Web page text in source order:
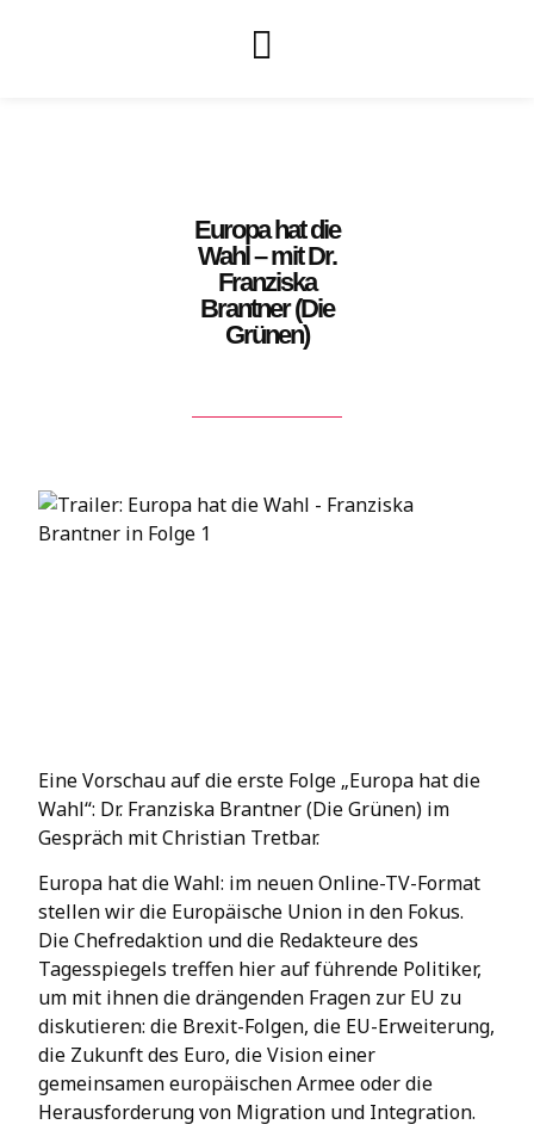
Europa hat die
Wahl – mit Dr.
Franziska
Brantner (Die
Grünen)
Eine Vorschau auf die erste Folge „Europa hat die
Wahl“: Dr. Franziska Brantner (Die Grünen) im
Gespräch mit Christian Tretbar.
Europa hat die Wahl: im neuen Online-TV-Format
stellen wir die Europäische Union in den Fokus.
Die Chefredaktion und die Redakteure des
Tagesspiegels treffen hier auf führende Politiker,
um mit ihnen die drängenden Fragen zur EU zu
diskutieren: die Brexit-Folgen, die EU-Erweiterung,
die Zukunft des Euro, die Vision einer
gemeinsamen europäischen Armee oder die
Herausforderung von Migration und Integration.